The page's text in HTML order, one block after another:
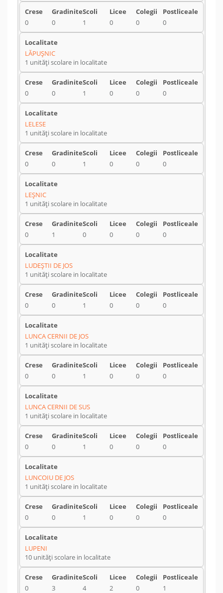
0 0 1 0 0 0
LĂPUŞNIC
1 unități scolare in localitate
0 0 1 0 0 0
LELESE
1 unități scolare in localitate
0 0 1 0 0 0
LEŞNIC
1 unități scolare in localitate
0 1 0 0 0 0
LUDEŞTII DE JOS
1 unități scolare in localitate
0 0 1 0 0 0
LUNCA CERNII DE JOS
1 unități scolare in localitate
0 0 1 0 0 0
LUNCA CERNII DE SUS
1 unități scolare in localitate
0 0 1 0 0 0
LUNCOIU DE JOS
1 unități scolare in localitate
0 0 1 0 0 0
LUPENI
10 unități scolare in localitate
0 3 4 2 0 1